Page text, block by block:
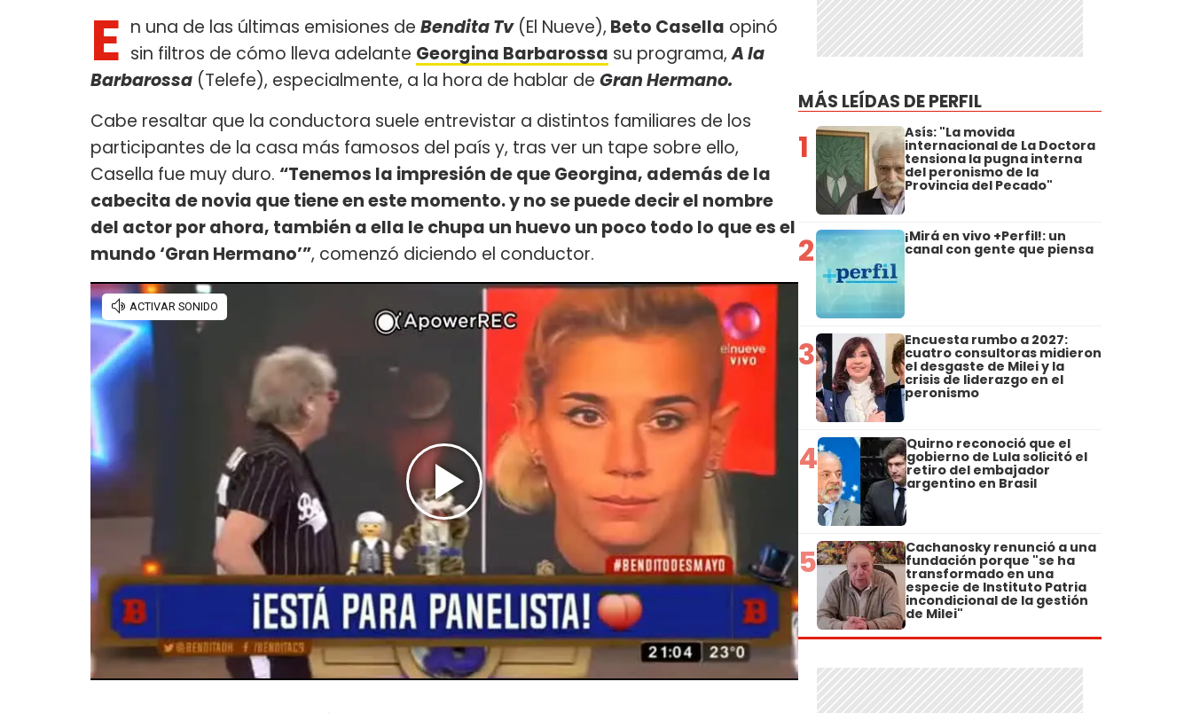
E n una de las últimas emisiones de Bendita Tv(El Nueve), Beto Casella opinó
sin filtros de cómo lleva adelante Georgina Barbarossa su programa,A la
Barbarossa (Telefe), especialmente, a la hora de hablar de Gran Hermano.
Cabe resaltar que la conductora suele entrevistar a distintos familiares de los
participantes de la casa más famosos del país y, tras ver un tape sobre ello,
Casella fue muy duro. “Tenemos la impresión de que Georgina, además de la
cabecita de novia que tiene en este momento. y no se puede decir el nombre
del actor por ahora, también a ella le chupa un huevo un poco todo lo que es el
mundo ‘Gran Hermano’”, comenzó diciendo el conductor.
MÁS LEÍDAS DE PERFIL
1 Asís: "La movida
internacional de La Doctora
tensiona la pugna interna
del peronismo de la
Provincia del Pecado"
2 ¡Mirá en vivo +Perfil!: un
canal con gente que piensa
3 Encuesta rumbo a 2027:
cuatro consultoras midieron
el desgaste de Milei y la
crisis de liderazgo en el
peronismo
4 Quirno reconoció que el
gobierno de Lula solicitó el
retiro del embajador
argentino en Brasil
5 Cachanosky renunció a una
fundación porque "se ha
transformado en una
especie de Instituto Patria
incondicional de la gestión
de Milei"